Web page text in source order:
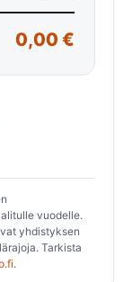
0,00 €
vuodelle.
yhdistyksen
Tarkista
.